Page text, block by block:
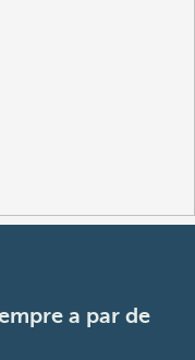
a par de